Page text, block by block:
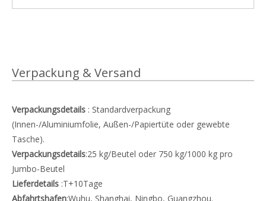
Verpackung & Versand
Verpackungsdetails : Standardverpackung
(Innen-/Aluminiumfolie, Außen-/Papiertüte oder gewebte
Tasche).
Verpackungsdetails:25 kg/Beutel oder 750 kg/1000 kg pro
Jumbo-Beutel
Lieferdetails :T+10Tage
Abfahrtshafen:Wuhu, Shanghai, Ningbo, Guangzhou.